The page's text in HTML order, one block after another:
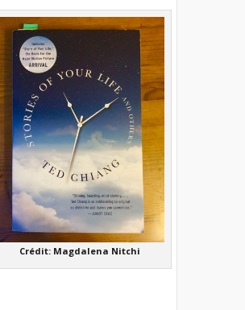
Crédit: Magdalena Nitchi